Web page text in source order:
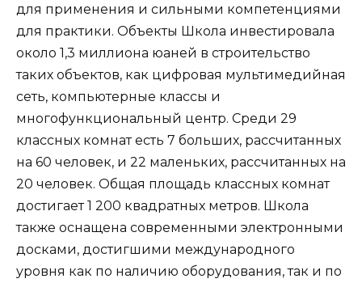
для применения и сильными компетенциями
для практики. Объекты Школа инвестировала
около 1,3 миллиона юаней в строительство
таких объектов, как цифровая мультимедийная
сеть, компьютерные классы и
многофункциональный центр. Среди 29
классных комнат есть 7 больших, рассчитанных
на 60 человек, и 22 маленьких, рассчитанных на
20 человек. Общая площадь классных комнат
достигает 1 200 квадратных метров. Школа
также оснащена современными электронными
досками, достигшими международного
уровня как по наличию оборудования, так и по